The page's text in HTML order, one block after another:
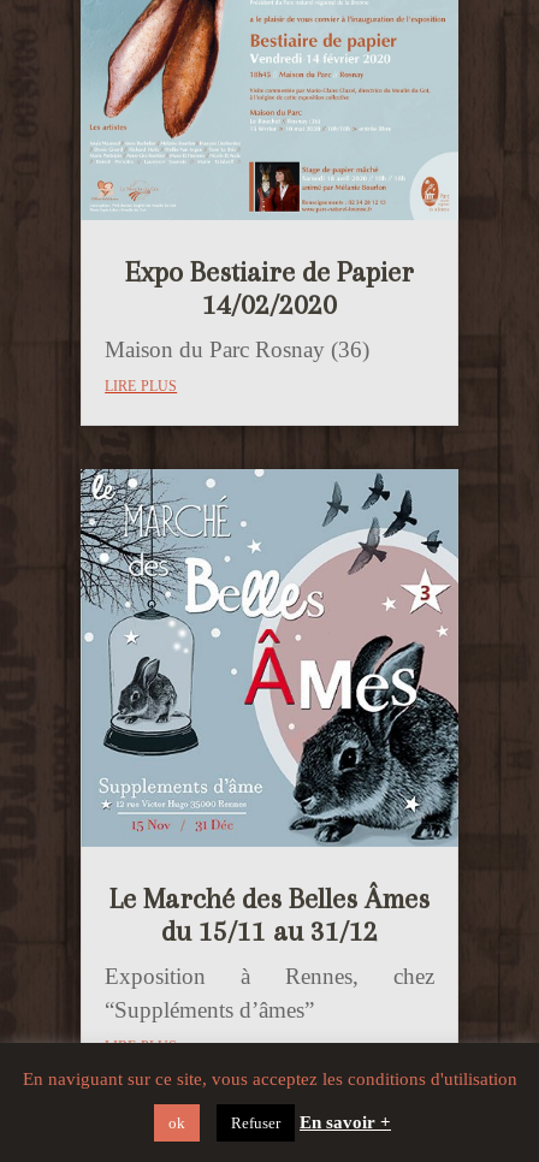
Expo Bestiaire de Papier
14/02/2020
Maison du Parc Rosnay (36)
lire plus
Le Marché des Belles Âmes
du 15/11 au 31/12
Exposition à Rennes, chez
“Suppléments d’âmes”
lire plus
En naviguant sur ce site, vous acceptez les conditions d'utilisation
ok Refuser En savoir +